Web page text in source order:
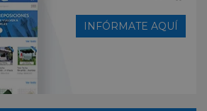
INFÓRMATE AQUÍ